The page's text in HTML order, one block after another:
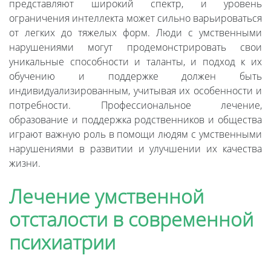
представляют широкий спектр, и уровень
ограничения интеллекта может сильно варьироваться
от легких до тяжелых форм. Люди с умственными
нарушениями могут продемонстрировать свои
уникальные способности и таланты, и подход к их
обучению и поддержке должен быть
индивидуализированным, учитывая их особенности и
потребности. Профессиональное лечение,
образование и поддержка родственников и общества
играют важную роль в помощи людям с умственными
нарушениями в развитии и улучшении их качества
жизни.
Лечение умственной
отсталости в современной
психиатрии